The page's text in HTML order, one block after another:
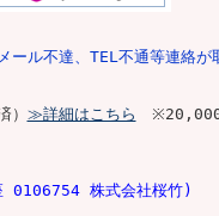
ル不達、TEL不通等連絡が
） ≫詳細はこちら
※20,000
0106754 株式会社桜竹)